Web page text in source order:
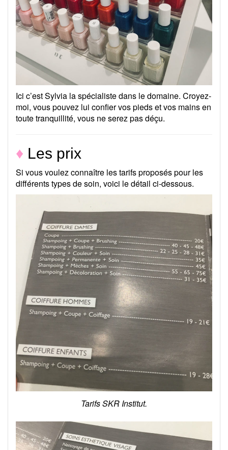
Ici c’est Sylvia la spécialiste dans le domaine. Croyez-
moi, vous pouvez lui confier vos pieds et vos mains en
toute tranquillité, vous ne serez pas déçu.
♦ Les prix
Si vous voulez connaître les tarifs proposés pour les
différents types de soin, voici le détail ci-dessous.
Tarifs SKR Institut.